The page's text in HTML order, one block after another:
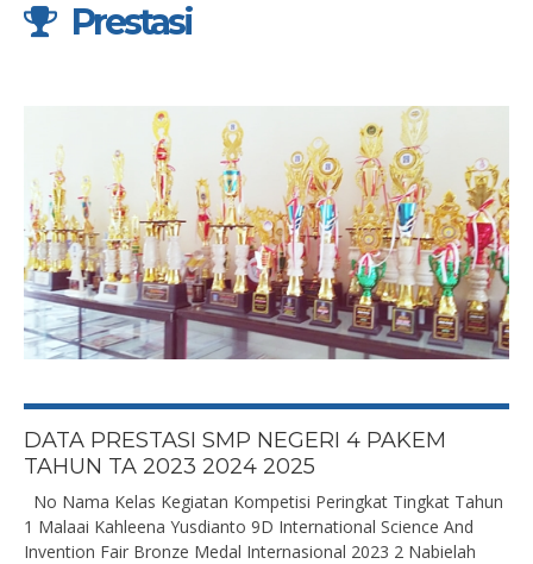
Prestasi
DATA PRESTASI SMP NEGERI 4 PAKEM
TAHUN TA 2023 2024 2025
No Nama Kelas Kegiatan Kompetisi Peringkat Tingkat Tahun
1 Malaai Kahleena Yusdianto 9D International Science And
Invention Fair Bronze Medal Internasional 2023 2 Nabielah